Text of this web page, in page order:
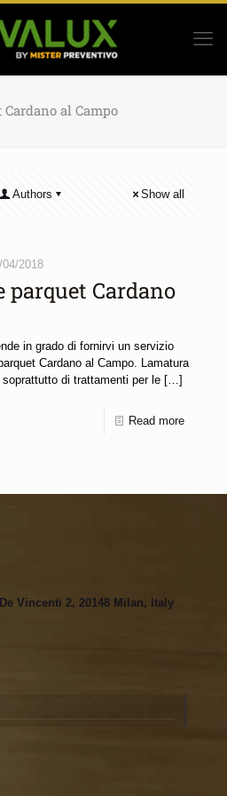
al Campo
Authors Show all
04/2018
Cardano
in grado di fornirvi un servizio
Cardano al Campo. Lamatura
di trattamenti per le […]
Read more
Vincenti 2, 20148 Milan, Italy